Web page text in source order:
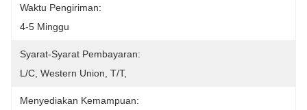
Waktu Pengiriman:
4-5 Minggu
Syarat-Syarat Pembayaran:
L/C, Western Union, T/T,
Menyediakan Kemampuan: